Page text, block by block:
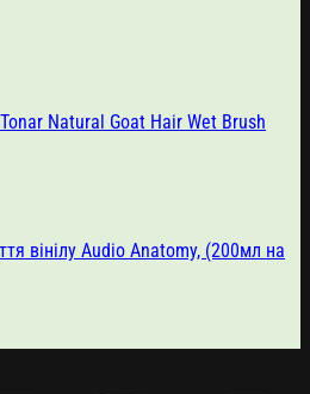
Natural Goat Hair Wet Brush
вінілу Audio Anatomy, (200мл на